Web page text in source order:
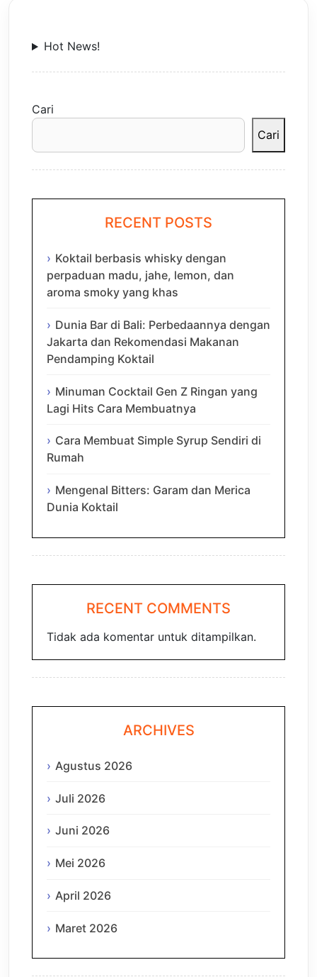
Hot News!
Cari
Cari
RECENT POSTS
Koktail berbasis whisky dengan
perpaduan madu, jahe, lemon, dan
aroma smoky yang khas
Dunia Bar di Bali: Perbedaannya dengan
Jakarta dan Rekomendasi Makanan
Pendamping Koktail
Minuman Cocktail Gen Z Ringan yang
Lagi Hits Cara Membuatnya
Cara Membuat Simple Syrup Sendiri di
Rumah
Mengenal Bitters: Garam dan Merica
Dunia Koktail
RECENT COMMENTS
Tidak ada komentar untuk ditampilkan.
ARCHIVES
Agustus 2026
Juli 2026
Juni 2026
Mei 2026
April 2026
Maret 2026